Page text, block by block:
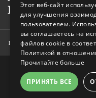
ГЛАВНАЯ ОТЕЛЬ
Copyright © 2007-
Общие
Этот веб-сайт
для улучшения
пользователем.
вы соглашаетесь на
файлов cookie в
Политикой в
Прочитайте больше
ПРИНЯТЬ ВСЕ